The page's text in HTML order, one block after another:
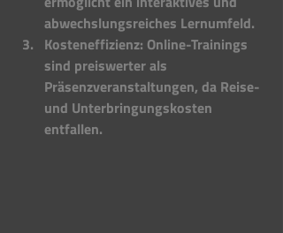
abwechslungsreiches Lernumfeld.
Kosteneffizienz: Online-Trainings
sind preiswerter als
Präsenzveranstaltungen, da Reise-
und Unterbringungskosten
entfallen.